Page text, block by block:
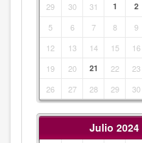
29 30 31 1 2
5 6 7 8 9
12
13 14 15 16
19
20 21 22 23
26
27 28 29 30
Julio 2024